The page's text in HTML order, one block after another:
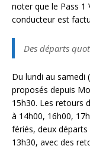
noter que le Pass 1
conducteur est
Des départs
Du lundi au samedi
proposés depuis
15h30. Les retours
à 14h00, 16h00,
fériés, deux
13h30, avec des